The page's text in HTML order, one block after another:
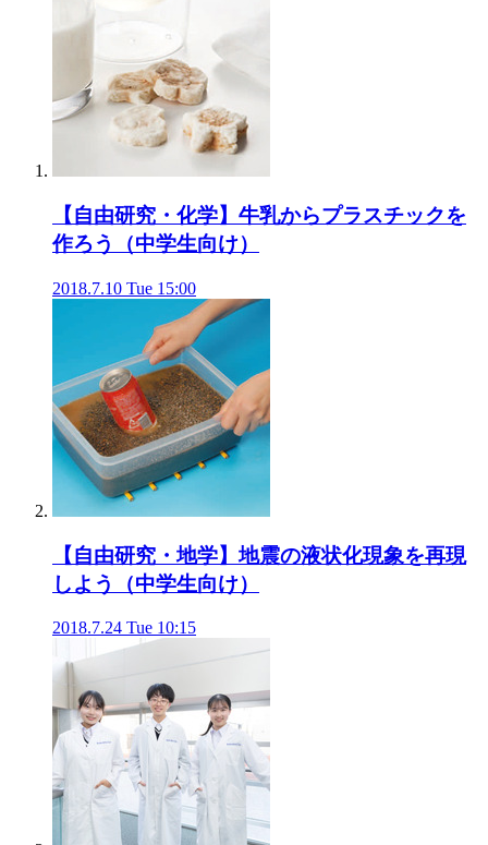
【自由研究・化学】牛乳からプラスチックを
作ろう（中学生向け）
2018.7.10 Tue 15:00
【自由研究・地学】地震の液状化現象を再現
しよう（中学生向け）
2018.7.24 Tue 10:15